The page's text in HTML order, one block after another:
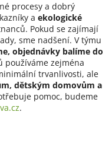
procesy a dobrý
a ekologické
Pokud se zajímají
sme nadšení. V týmu
objednávky balíme do
používáme zejména
trvanlivosti, ale
dětským domovům a
pomoc, budeme
.